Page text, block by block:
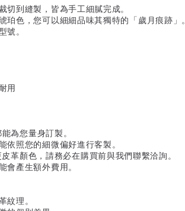
到縫製，皆為手工細膩完成。
色，您可以細細品味其獨特的「歲月痕跡」。
。
用
為您量身訂製。
照您的細微偏好進行客製。
革顏色，請務必在購買前與我們聯繫洽詢。
產生額外費用。
理。